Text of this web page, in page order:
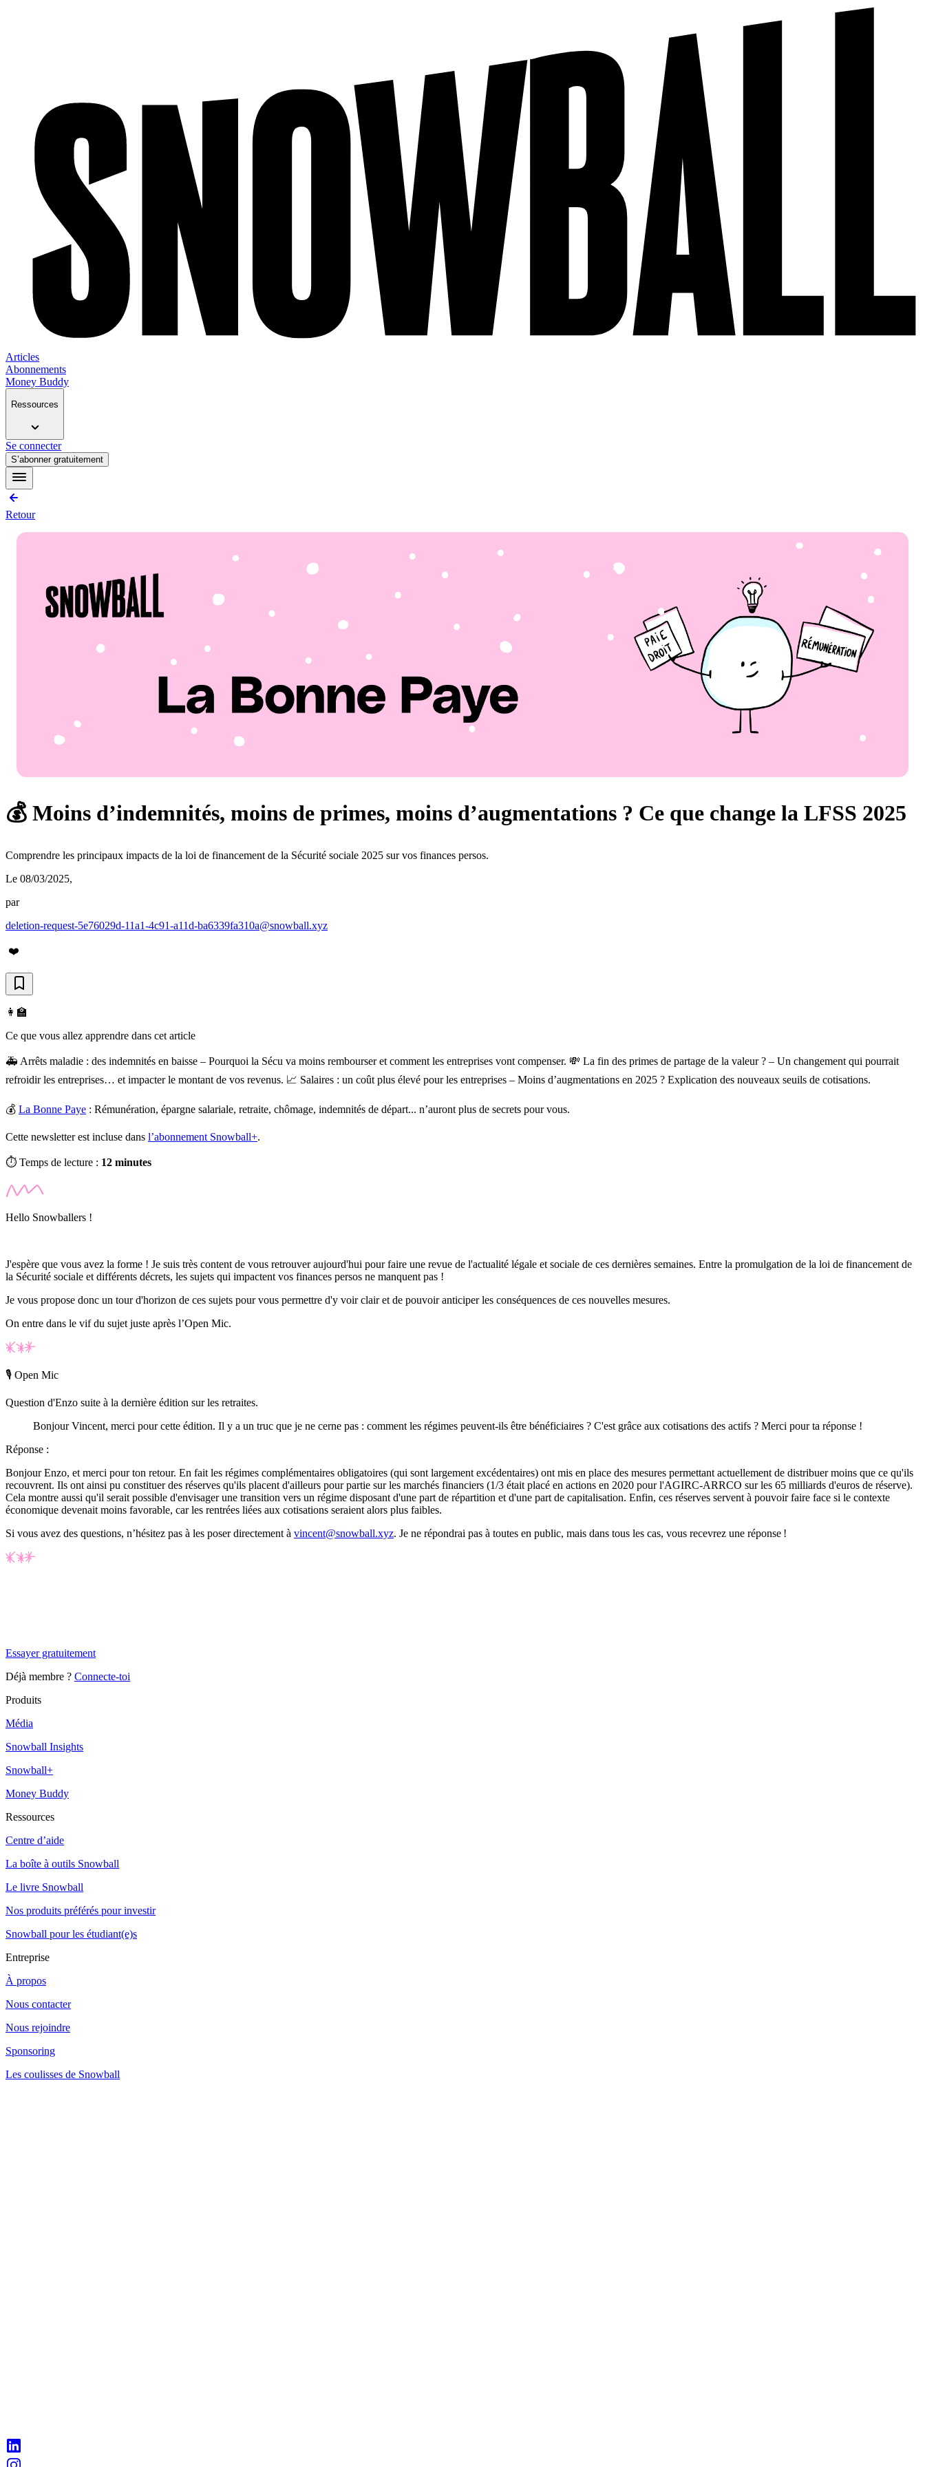
Articles
Abonnements
Money Buddy
Ressources
Se connecter
S’abonner gratuitement
Retour
💰 Moins d’indemnités, moins de primes, moins d’augmentations ? Ce que change la LFSS 2025
Comprendre les principaux impacts de la loi de financement de la Sécurité sociale 2025 sur vos finances persos.
Le 08/03/2025,
par
deletion-request-5e76029d-11a1-4c91-a11d-ba6339fa310a@snowball.xyz
❤️
👩‍🏫
Ce que vous allez apprendre dans cet article
🚑 Arrêts maladie : des indemnités en baisse – Pourquoi la Sécu va moins rembourser et comment les entreprises vont compenser. 💸 La fin des primes de partage de la valeur ? – Un changement qui pourrait
refroidir les entreprises… et impacter le montant de vos revenus. 📈 Salaires : un coût plus élevé pour les entreprises – Moins d’augmentations en 2025 ? Explication des nouveaux seuils de cotisations.
💰 La Bonne Paye : Rémunération, épargne salariale, retraite, chômage, indemnités de départ... n’auront plus de secrets pour vous.
Cette newsletter est incluse dans l’abonnement Snowball+.
⏱️ Temps de lecture : 12 minutes
Hello Snowballers !
J'espère que vous avez la forme ! Je suis très content de vous retrouver aujourd'hui pour faire une revue de l'actualité légale et sociale de ces dernières semaines. Entre la promulgation de la loi de financement de
la Sécurité sociale et différents décrets, les sujets qui impactent vos finances persos ne manquent pas !
Je vous propose donc un tour d'horizon de ces sujets pour vous permettre d'y voir clair et de pouvoir anticiper les conséquences de ces nouvelles mesures.
On entre dans le vif du sujet juste après l’Open Mic.
🎙 Open Mic
Question d'Enzo suite à la dernière édition sur les retraites.
Bonjour Vincent, merci pour cette édition. Il y a un truc que je ne cerne pas : comment les régimes peuvent-ils être bénéficiaires ? C'est grâce aux cotisations des actifs ? Merci pour ta réponse !
Réponse :
Bonjour Enzo, et merci pour ton retour. En fait les régimes complémentaires obligatoires (qui sont largement excédentaires) ont mis en place des mesures permettant actuellement de distribuer moins que ce qu'ils
recouvrent. Ils ont ainsi pu constituer des réserves qu'ils placent d'ailleurs pour partie sur les marchés financiers (1/3 était placé en actions en 2020 pour l'AGIRC-ARRCO sur les 65 milliards d'euros de réserve).
Cela montre aussi qu'il serait possible d'envisager une transition vers un régime disposant d'une part de répartition et d'une part de capitalisation. Enfin, ces réserves servent à pouvoir faire face si le contexte
économique devenait moins favorable, car les rentrées liées aux cotisations seraient alors plus faibles.
Si vous avez des questions, n’hésitez pas à les poser directement à vincent@snowball.xyz. Je ne répondrai pas à toutes en public, mais dans tous les cas, vous recevrez une réponse !
Essayer gratuitement
Déjà membre ? Connecte-toi
Produits
Média
Snowball Insights
Snowball+
Money Buddy
Ressources
Centre d’aide
La boîte à outils Snowball
Le livre Snowball
Nos produits préférés pour investir
Snowball pour les étudiant(e)s
Entreprise
À propos
Nous contacter
Nous rejoindre
Sponsoring
Les coulisses de Snowball